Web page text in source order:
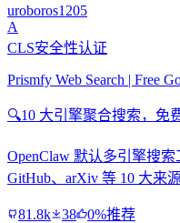
uroboros1205
A
CLS安全性认证
Prismfy Web Search | Free
🔍10 大引擎聚合搜索，免
OpenClaw 默认多引擎搜索
GitHub、arXiv 等 10 大来
81.8k 38
0%推荐